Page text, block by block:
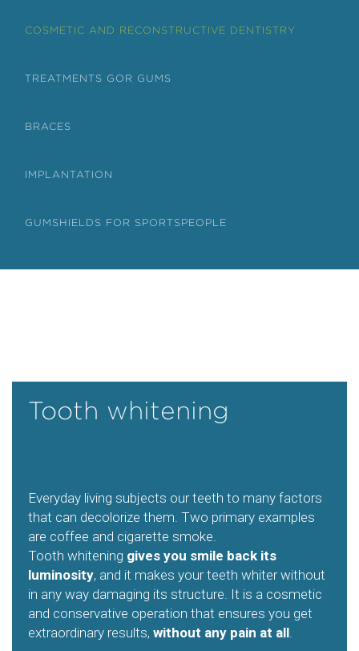
COSMETIC AND RECONSTRUCTIVE DENTISTRY
TREATMENTS GOR GUMS
BRACES
IMPLANTATION
GUMSHIELDS FOR SPORTSPEOPLE
Tooth whitening
Everyday living subjects our teeth to many factors
that can decolorize them. Two primary examples
are coffee and cigarette smoke.
Tooth whitening gives you smile back its
luminosity, and it makes your teeth whiter without
in any way damaging its structure. It is a cosmetic
and conservative operation that ensures you get
extraordinary results, without any pain at all.